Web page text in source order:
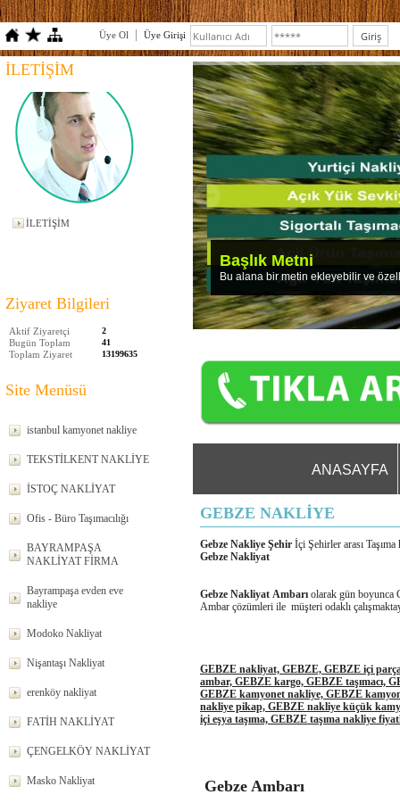
Üye Ol Üye Girişi
İLETİŞİM
İLETİŞİM
Ziyaret Bilgileri
Aktif Ziyaretçi 2
Bugün Toplam 41
Toplam Ziyaret 13199635
Site Menüsü
istanbul kamyonet nakliye
TEKSTİLKENT NAKLİYE
İSTOÇ NAKLİYAT
Ofis - Büro Taşımacılığı
BAYRAMPAŞA
NAKLİYAT FİRMA
Bayrampaşa evden eve
nakliye
Modoko Nakliyat
Nişantaşı Nakliyat
erenköy nakliyat
FATİH NAKLİYAT
ÇENGELKÖY NAKLİYAT
Masko Nakliyat
ANASAYFA
GEBZE NAKLİYE
Gebze Nakliye Şehir İçi Şehirler arası
Gebze Nakliyat
Gebze Nakliyat Ambarı olarak gün boyunca
Ambar çözümleri ile müşteri odaklı
GEBZE nakliyat, GEBZE, GEBZE içi
ambar, GEBZE kargo, GEBZE taşımacı,
GEBZE kamyonet nakliye, GEBZE
nakliye pikap, GEBZE nakliye küçük
içi eşya taşıma, GEBZE taşıma nakliye
Gebze Ambarı